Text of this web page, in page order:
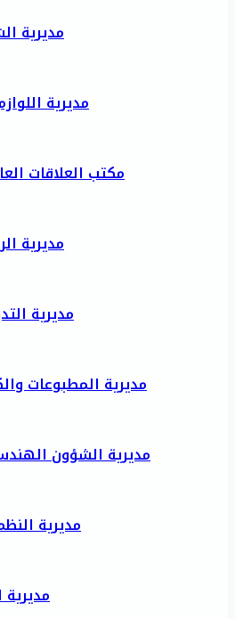
مديرية
مديرية
مكتب العلاقات
مديرية
مديرية
مديرية المطبوعات
مديرية الشؤون
مديرية
مديرية